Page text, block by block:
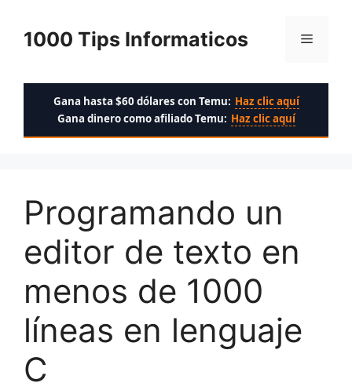
contenido
1000 Tips Informaticos Menú
Gana hasta $60 dólares con Temu: Haz clic aquí
Gana dinero como afiliado Temu: Haz clic aquí
Programando un
editor de texto en
menos de 1000
líneas en lenguaje
C